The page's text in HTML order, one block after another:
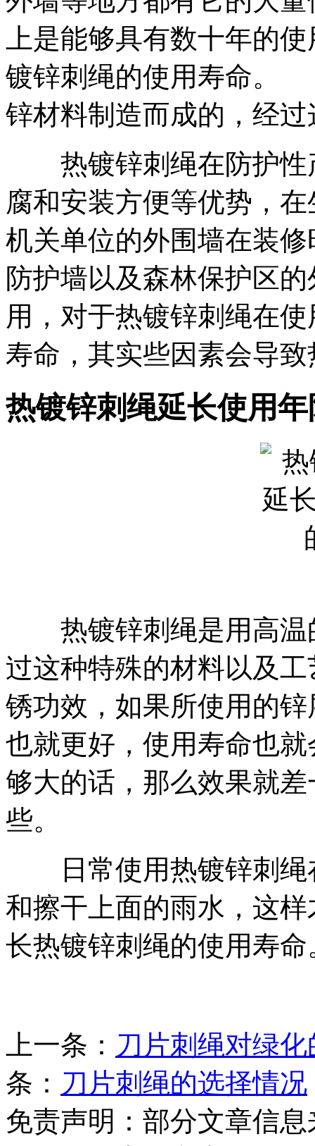
上是能够具有数十年的
镀锌刺绳的使用寿命。
锌材料制造而成的，经过
热镀锌刺绳在防护性
腐和安装方便等优势，
机关单位的外围墙在装
防护墙以及森林保护区
用，对于热镀锌刺绳在
寿命，其实些因素会导
热镀锌刺绳延长使用
热镀锌刺绳是用高温
过这种特殊的材料以及
锈功效，如果所使用的
也就更好，使用寿命也
够大的话，那么效果就
些。
日常使用热镀锌刺绳
和擦干上面的雨水，这
长热镀锌刺绳的使用寿命
上一条： 刀片刺绳对绿
条： 刀片刺绳的选择情况
免责声明：部分文章信